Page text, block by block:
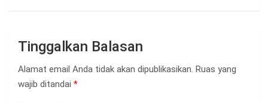
Tinggalkan Balasan
Alamat email Anda tidak akan dipublikasikan. Ruas yang
wajib ditandai *